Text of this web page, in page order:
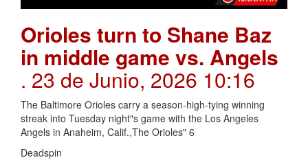
Orioles turn to Shane Baz
in middle game vs. Angels
. 23 de Junio, 2026 10:16
The Baltimore Orioles carry a season-high-tying winning
streak into Tuesday night"s game with the Los Angeles
Angels in Anaheim, Calif.,The Orioles" 6
Deadspin